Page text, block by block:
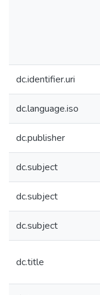
dc.identifier.uri
dc.language.iso
dc.publisher
dc.subject
dc.subject
dc.subject
dc.title